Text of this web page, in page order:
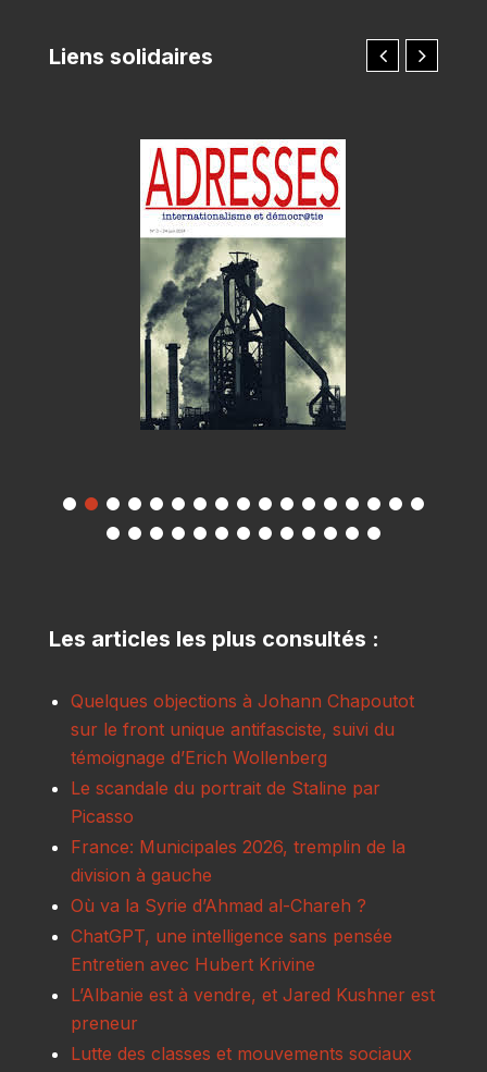
Liens solidaires
Les articles les plus consultés :
Quelques objections à Johann Chapoutot
sur le front unique antifasciste, suivi du
témoignage d’Erich Wollenberg
Le scandale du portrait de Staline par
Picasso
France: Municipales 2026, tremplin de la
division à gauche
Où va la Syrie d’Ahmad al-Chareh ?
ChatGPT, une intelligence sans pensée
Entretien avec Hubert Krivine
L’Albanie est à vendre, et Jared Kushner est
preneur
Lutte des classes et mouvements sociaux